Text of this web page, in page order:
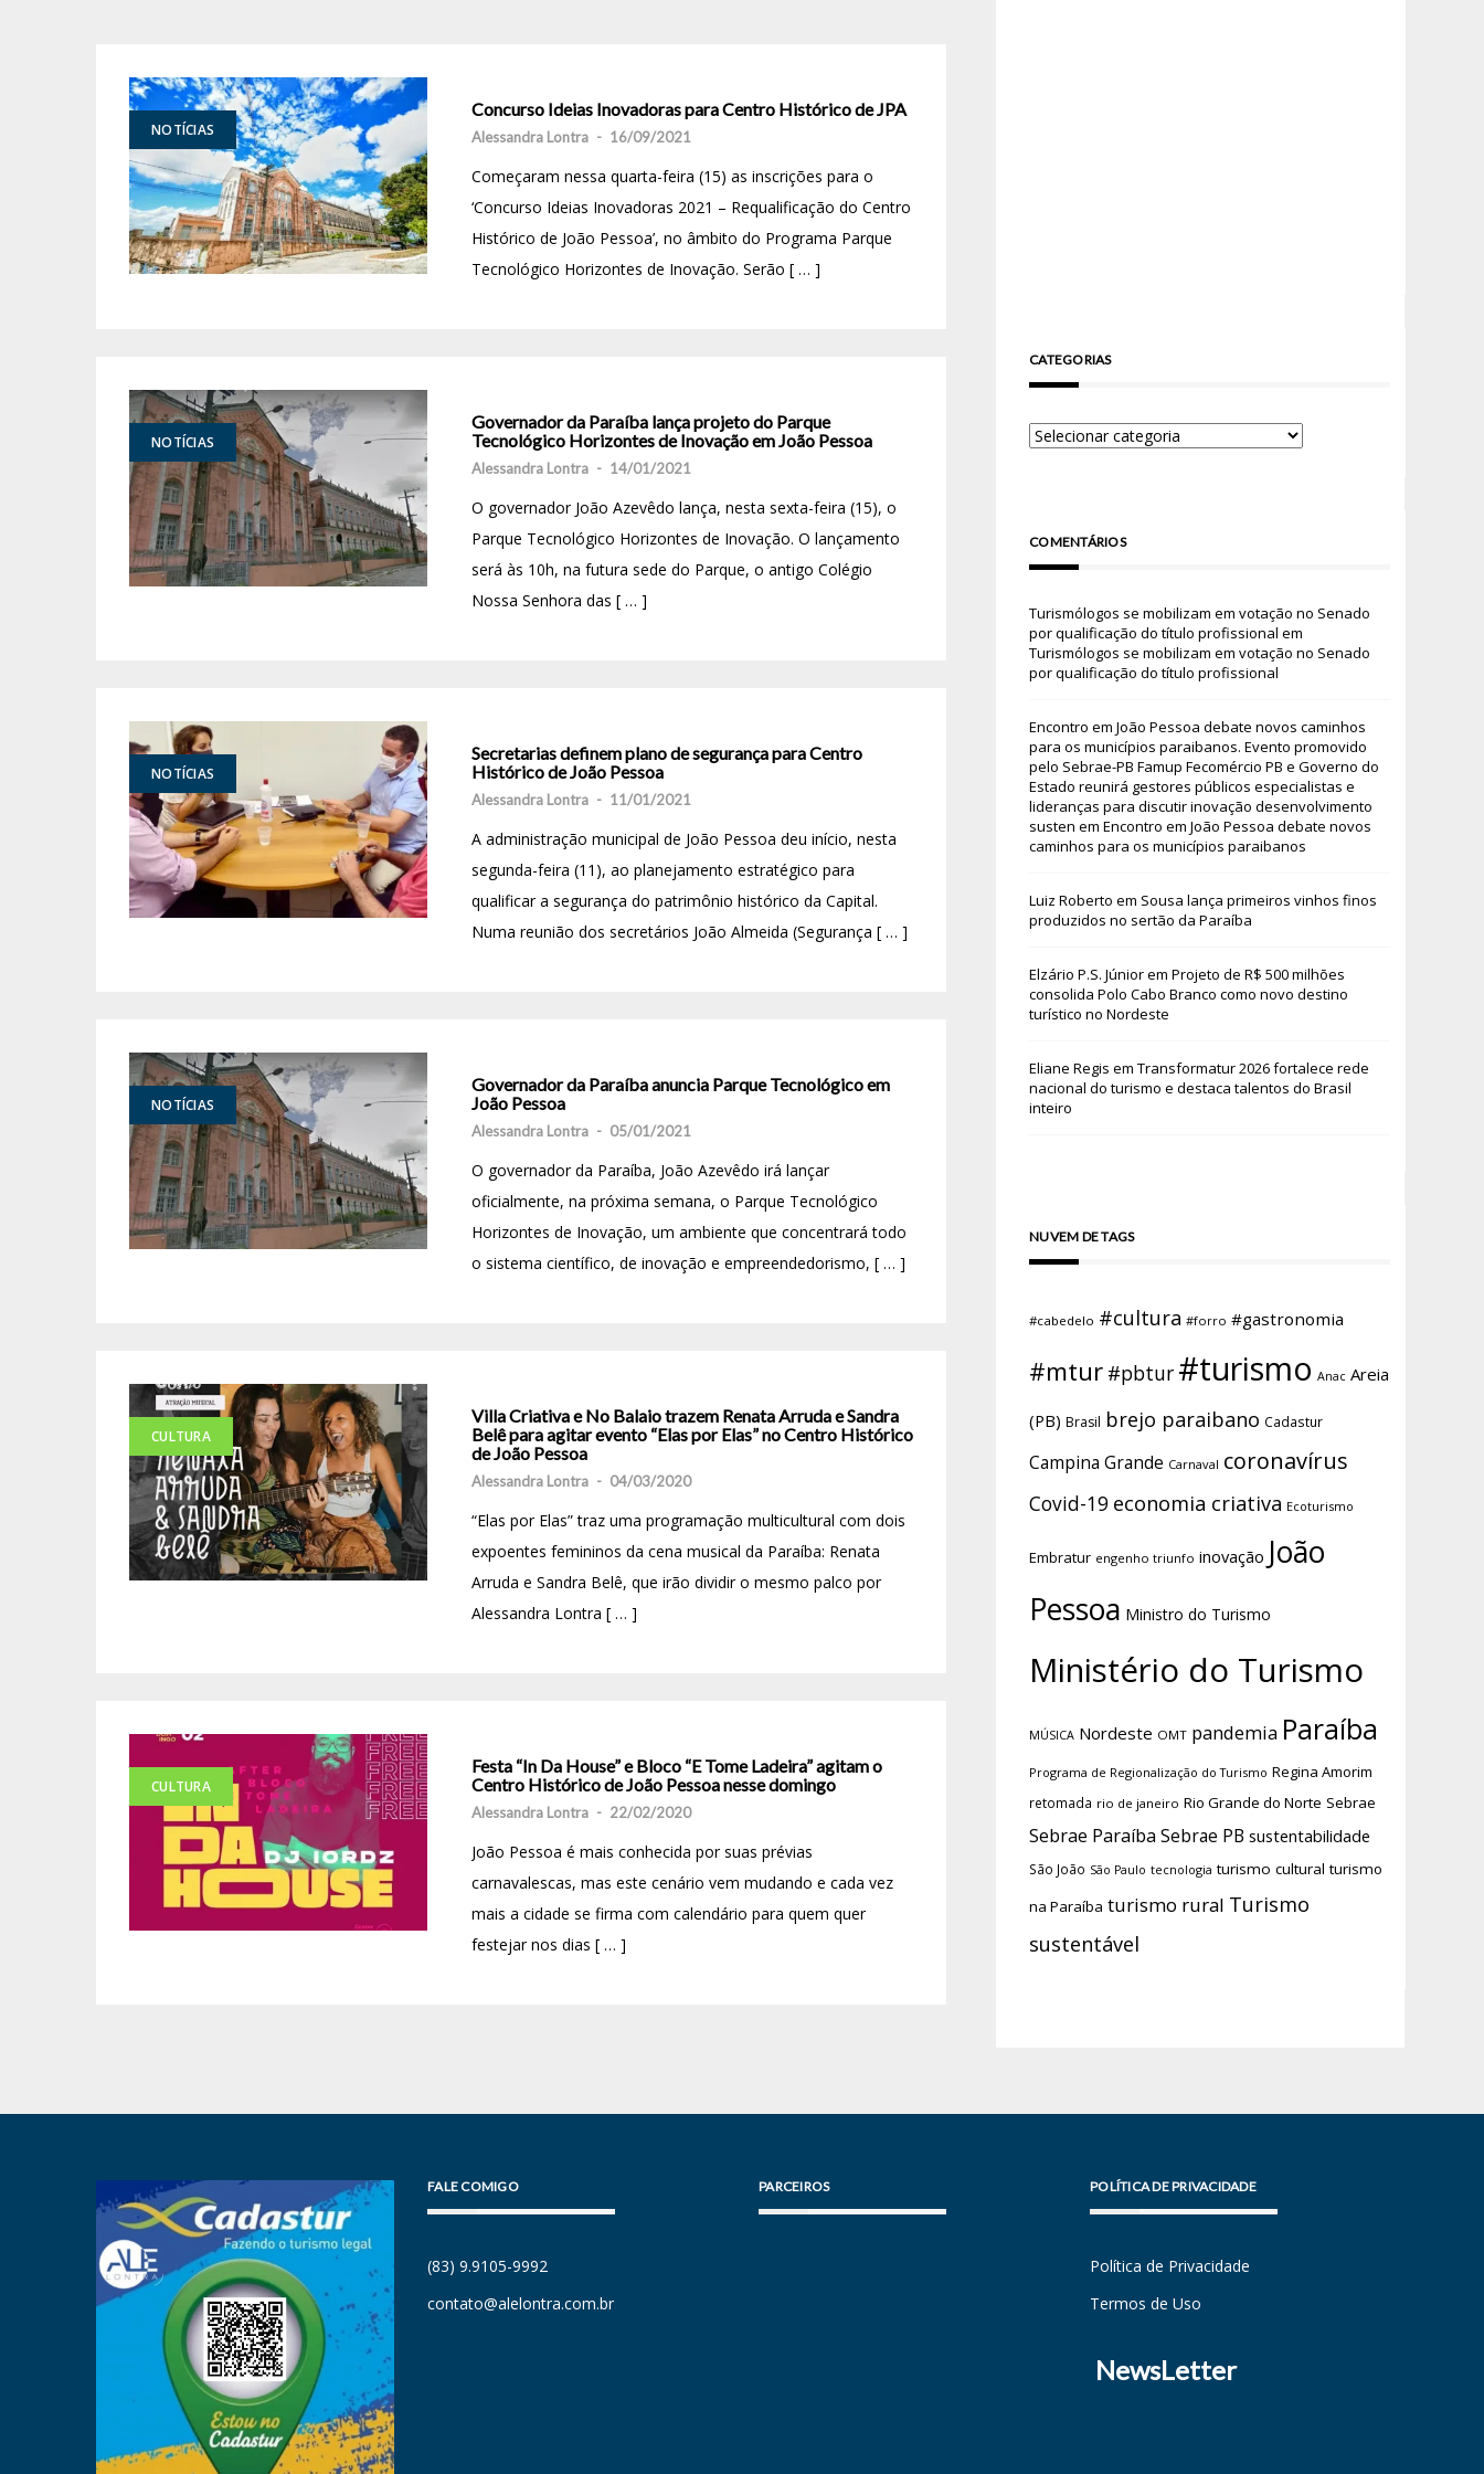
NOTÍCIAS
Concurso Ideias Inovadoras para Centro Histórico de JPA
Alessandra Lontra - 16/09/2021
Começaram nessa quarta-feira (15) as inscrições para o
‘Concurso Ideias Inovadoras 2021 – Requalificação do Centro
Histórico de João Pessoa’, no âmbito do Programa Parque
Tecnológico Horizontes de Inovação. Serão [ … ]
NOTÍCIAS
Governador da Paraíba lança projeto do Parque
Tecnológico Horizontes de Inovação em João Pessoa
Alessandra Lontra - 14/01/2021
O governador João Azevêdo lança, nesta sexta-feira (15), o
Parque Tecnológico Horizontes de Inovação. O lançamento
será às 10h, na futura sede do Parque, o antigo Colégio
Nossa Senhora das [ … ]
NOTÍCIAS
Secretarias definem plano de segurança para Centro
Histórico de João Pessoa
Alessandra Lontra - 11/01/2021
A administração municipal de João Pessoa deu início, nesta
segunda-feira (11), ao planejamento estratégico para
qualificar a segurança do patrimônio histórico da Capital.
Numa reunião dos secretários João Almeida (Segurança [ … ]
NOTÍCIAS
Governador da Paraíba anuncia Parque Tecnológico em
João Pessoa
Alessandra Lontra - 05/01/2021
O governador da Paraíba, João Azevêdo irá lançar
oficialmente, na próxima semana, o Parque Tecnológico
Horizontes de Inovação, um ambiente que concentrará todo
o sistema científico, de inovação e empreendedorismo, [ … ]
CULTURA
Villa Criativa e No Balaio trazem Renata Arruda e Sandra
Belê para agitar evento “Elas por Elas” no Centro Histórico
de João Pessoa
Alessandra Lontra - 04/03/2020
“Elas por Elas” traz uma programação multicultural com dois
expoentes femininos da cena musical da Paraíba: Renata
Arruda e Sandra Belê, que irão dividir o mesmo palco por
Alessandra Lontra [ … ]
CULTURA
Festa “In Da House” e Bloco “E Tome Ladeira” agitam o
Centro Histórico de João Pessoa nesse domingo
Alessandra Lontra - 22/02/2020
João Pessoa é mais conhecida por suas prévias
carnavalescas, mas este cenário vem mudando e cada vez
mais a cidade se firma com calendário para quem quer
festejar nos dias [ … ]
CATEGORIAS
COMENTÁRIOS
Turismólogos se mobilizam em votação no Senado
por qualificação do título profissional em
Turismólogos se mobilizam em votação no Senado
por qualificação do título profissional
Encontro em João Pessoa debate novos caminhos
para os municípios paraibanos. Evento promovido
pelo Sebrae-PB Famup Fecomércio PB e Governo do
Estado reunirá gestores públicos especialistas e
lideranças para discutir inovação desenvolvimento
susten em Encontro em João Pessoa debate novos
caminhos para os municípios paraibanos
Luiz Roberto em Sousa lança primeiros vinhos finos
produzidos no sertão da Paraíba
Elzário P.S. Júniorem Projeto de R$ 500 milhões
consolida Polo Cabo Branco como novo destino
turístico no Nordeste
Eliane Regis em Transformatur 2026 fortalece rede
nacional do turismo e destaca talentos do Brasil
inteiro
NUVEM DE TAGS
#cabedelo #cultura #forro #gastronomia
#mtur #pbtur #turismo Anac Areia
(PB) Brasil brejo paraibano Cadastur
Campina Grande Carnaval coronavírus
Covid-19 economia criativa Ecoturismo
Embratur engenho triunfo inovação João
Pessoa Ministro do Turismo
Ministério do Turismo
MÚSICA Nordeste OMT pandemia Paraíba
Programa de Regionalização do Turismo Regina Amorim
retomada rio de janeiro Rio Grande do Norte Sebrae
Sebrae Paraíba Sebrae PB sustentabilidade
São João São Paulo tecnologia turismo cultural turismo
na Paraíba turismo rural Turismo
sustentável
FALE COMIGO
(83) 9.9105-9992
contato@alelontra.com.br
PARCEIROS POLÍTICA DE PRIVACIDADE
Política de Privacidade
Termos de Uso
NewsLetter